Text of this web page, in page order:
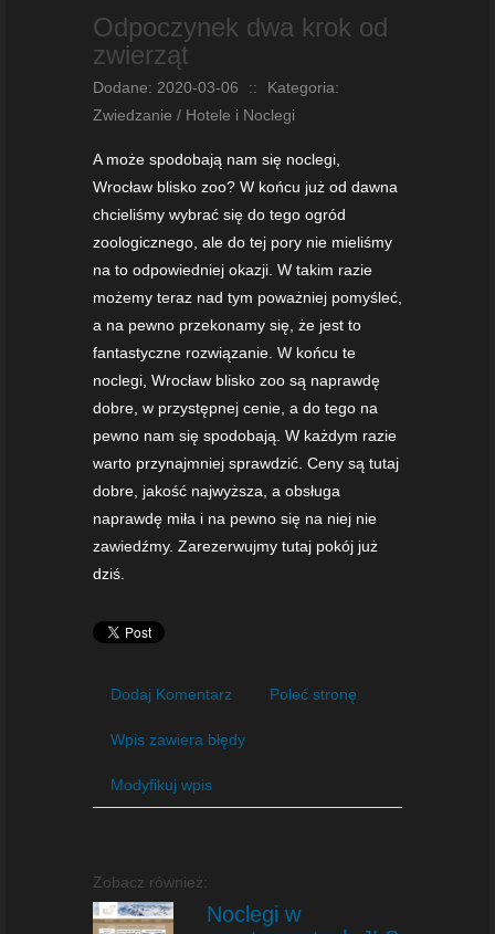
Odpoczynek dwa krok od
zwierząt
Dodane: 2020-03-06 ::
Kategoria:
Zwiedzanie / Hotele i Noclegi
A może spodobają nam się noclegi,
Wrocław blisko zoo? W końcu już od dawna
chcieliśmy wybrać się do tego ogród
zoologicznego, ale do tej pory nie mieliśmy
na to odpowiedniej okazji. W takim razie
możemy teraz nad tym poważniej pomyśleć,
a na pewno przekonamy się, że jest to
fantastyczne rozwiązanie. W końcu te
noclegi, Wrocław blisko zoo są naprawdę
dobre, w przystępnej cenie, a do tego na
pewno nam się spodobają. W każdym razie
warto przynajmniej sprawdzić. Ceny są tutaj
dobre, jakość najwyższa, a obsługa
naprawdę miła i na pewno się na niej nie
zawiedźmy. Zarezerwujmy tutaj pokój już
dziś.
Dodaj Komentarz Poleć stronę
Wpis zawiera błędy
Modyfikuj wpis
Zobacz również:
Noclegi w